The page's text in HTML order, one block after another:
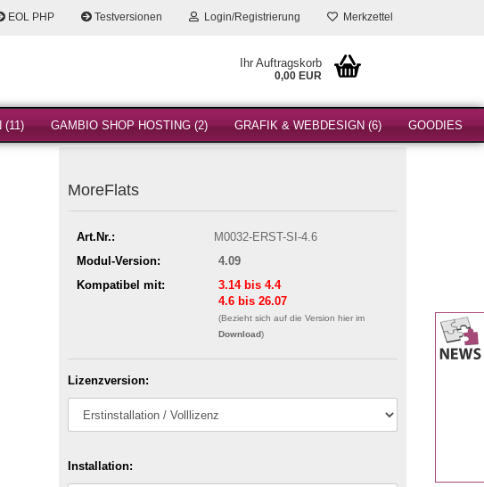
EOL PHP Testversionen Login/Registrierung Merkzettel
Ihr Auftragskorb
0,00 EUR
(11) GAMBIO SHOP HOSTING (2) GRAFIK & WEBDESIGN (6) GOODIES
MoreFlats
Art.Nr.:
M0032-ERST-SI-4.6
Modul-Version:
4.09
Kompatibel mit:
3.14 bis 4.4
4.6 bis 26.07
(Bezieht sich auf die Version hier im
Download)
Lizenzversion:
Installation: